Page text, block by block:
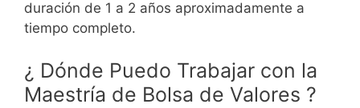
duración de 1 a 2 años aproximadamente a
tiempo completo.
¿ Dónde Puedo Trabajar con la
Maestría de Bolsa de Valores ?